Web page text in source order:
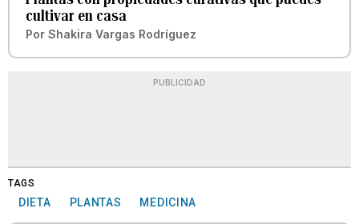
cultivar en casa
Por Shakira Vargas Rodríguez
PUBLICIDAD
TAGS
DIETA PLANTAS MEDICINA